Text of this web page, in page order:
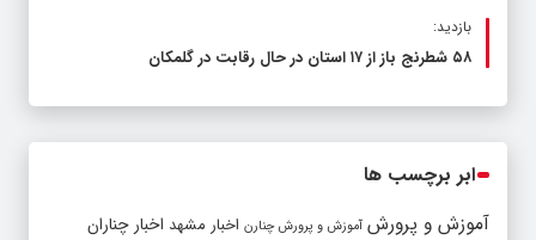
بازدید:
۵۸ شطرنج‌ باز از ۱۷ استان در حال رقابت در گلمکان
ابر برچسب ها
آموزش و پرورش آموزش و پرورش چنارن اخبار مشهد اخبار چناران